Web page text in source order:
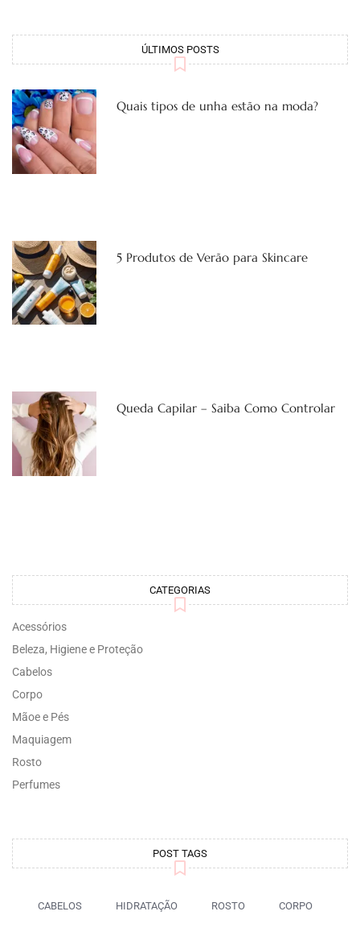
ÚLTIMOS POSTS
Quais tipos de unha estão na moda?
5 Produtos de Verão para Skincare
Queda Capilar – Saiba Como Controlar
CATEGORIAS
Acessórios
Beleza, Higiene e Proteção
Cabelos
Corpo
Mãoe e Pés
Maquiagem
Rosto
Perfumes
POST TAGS
CABELOS HIDRATAÇÃO ROSTO CORPO